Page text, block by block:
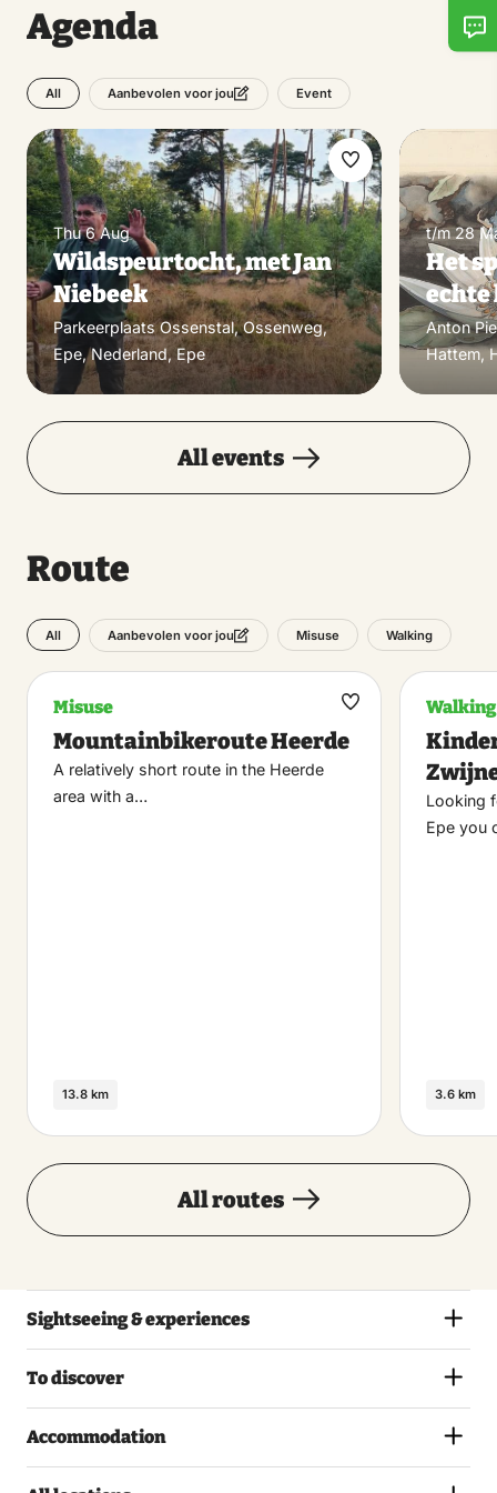
Agenda
All Aanbevolen voor jou Event
Thu 6 Aug
Wildspeurtocht, met Jan
Niebeek
Parkeerplaats Ossenstal, Ossenweg,
Epe, Nederland, Epe
Make
favorite
t/m 28
Het
Anton
Hattem,
All events
Route
All Aanbevolen voor jou Misuse Walking
Misuse
Mountainbikeroute Heerde
A relatively short route in the Heerde
area with a…
13.8 km
Maak
Walking
Looking
Epe you
3.6 km
All routes
Sightseeing & experiences
To discover
Accommodation